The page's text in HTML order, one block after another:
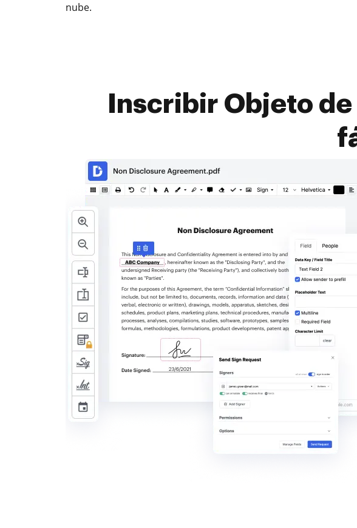
nube.
Inscribir Objeto